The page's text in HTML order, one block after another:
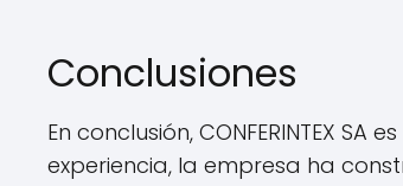
Conclusiones
En conclusión, CONFERINTEX
experiencia, la empresa ha